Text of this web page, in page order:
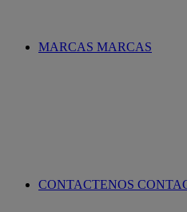
MARCAS MARCAS
CONTACTENOS